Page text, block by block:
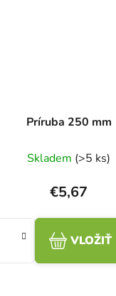
Príruba 250 mm
Skladem (>5 ks)
€5,67
VLOŽIŤ